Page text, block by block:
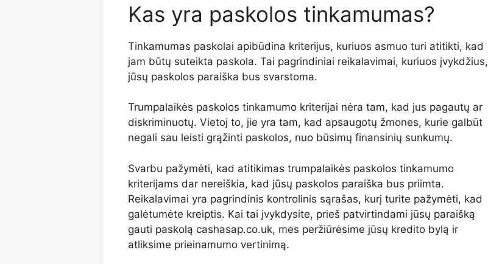
Kas yra paskolos tinkamumas?
Tinkamumas paskolai apibūdina kriterijus, kuriuos asmuo turi atitikti, kad
jam būtų suteikta paskola. Tai pagrindiniai reikalavimai, kuriuos įvykdžius,
jūsų paskolos paraiška bus svarstoma.
Trumpalaikės paskolos tinkamumo kriterijai nėra tam, kad jus pagautų ar
diskriminuotų. Vietoj to, jie yra tam, kad apsaugotų žmones, kurie galbūt
negali sau leisti grąžinti paskolos, nuo būsimų finansinių sunkumų.
Svarbu pažymėti, kad atitikimas trumpalaikės paskolos tinkamumo
kriterijams dar nereiškia, kad jūsų paskolos paraiška bus priimta.
Reikalavimai yra pagrindinis kontrolinis sąrašas, kurį turite pažymėti, kad
galėtumėte kreiptis. Kai tai įvykdysite, prieš patvirtindami jūsų paraišką
gauti paskolą cashasap.co.uk, mes peržiūrėsime jūsų kredito bylą ir
atliksime prieinamumo vertinimą.